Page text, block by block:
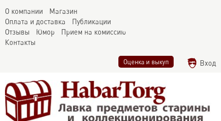
О компании
Магазин
Оплата и доставка
Публикации
Отзывы
Юмор
Прием на комиссию
Контакты
Оценка и выкуп Вход